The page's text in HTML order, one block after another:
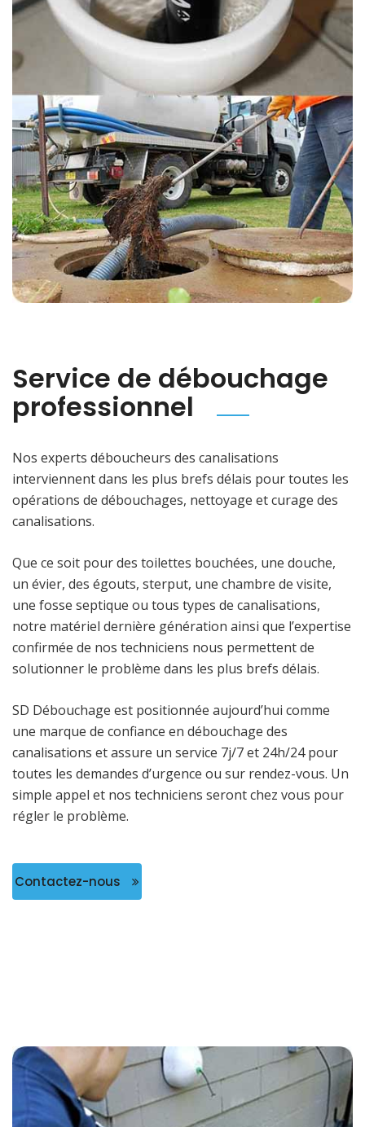
Service de débouchage
professionnel
Nos experts déboucheurs des canalisations
interviennent dans les plus brefs délais pour toutes les
opérations de débouchages, nettoyage et curage des
canalisations.
Que ce soit pour des toilettes bouchées, une douche,
un évier, des égouts, sterput, une chambre de visite,
une fosse septique ou tous types de canalisations,
notre matériel dernière génération ainsi que l’expertise
confirmée de nos techniciens nous permettent de
solutionner le problème dans les plus brefs délais.
SD Débouchage est positionnée aujourd’hui comme
une marque de confiance en débouchage des
canalisations et assure un service 7j/7 et 24h/24 pour
toutes les demandes d’urgence ou sur rendez-vous. Un
simple appel et nos techniciens seront chez vous pour
régler le problème.
Contactez-nous